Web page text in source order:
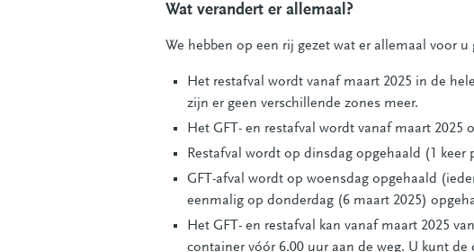
Wat verandert er allemaal?
We hebben op een rij gezet wat er allemaal voor
Het restafval wordt vanaf maart 2025 in de
zijn er geen verschillende zones meer.
Het GFT- en restafval wordt vanaf maart 2025
Restafval wordt op dinsdag opgehaald (1 keer
GFT-afval wordt op woensdag opgehaald
eenmalig op donderdag (6 maart 2025)
Het GFT- en restafval kan vanaf maart 2025
container vóór 6.00 uur aan de weg. U kunt